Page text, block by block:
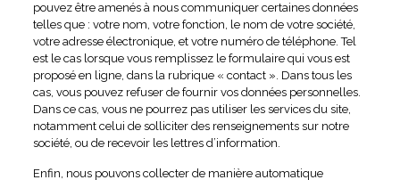
pouvez être amenés à nous communiquer certaines données
telles que : votre nom, votre fonction, le nom de votre société,
votre adresse électronique, et votre numéro de téléphone. Tel
est le cas lorsque vous remplissez le formulaire qui vous est
proposé en ligne, dans la rubrique « contact ». Dans tous les
cas, vous pouvez refuser de fournir vos données personnelles.
Dans ce cas, vous ne pourrez pas utiliser les services du site,
notamment celui de solliciter des renseignements sur notre
société, ou de recevoir les lettres d’information.
Enfin, nous pouvons collecter de manière automatique